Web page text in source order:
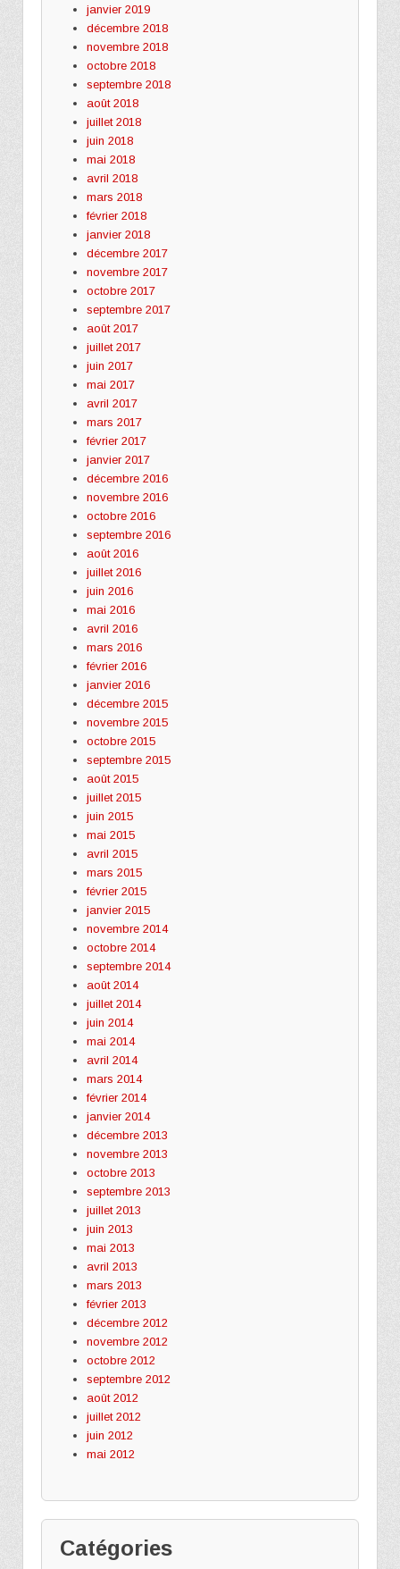
janvier 2019
décembre 2018
novembre 2018
octobre 2018
septembre 2018
août 2018
juillet 2018
juin 2018
mai 2018
avril 2018
mars 2018
février 2018
janvier 2018
décembre 2017
novembre 2017
octobre 2017
septembre 2017
août 2017
juillet 2017
juin 2017
mai 2017
avril 2017
mars 2017
février 2017
janvier 2017
décembre 2016
novembre 2016
octobre 2016
septembre 2016
août 2016
juillet 2016
juin 2016
mai 2016
avril 2016
mars 2016
février 2016
janvier 2016
décembre 2015
novembre 2015
octobre 2015
septembre 2015
août 2015
juillet 2015
juin 2015
mai 2015
avril 2015
mars 2015
février 2015
janvier 2015
novembre 2014
octobre 2014
septembre 2014
août 2014
juillet 2014
juin 2014
mai 2014
avril 2014
mars 2014
février 2014
janvier 2014
décembre 2013
novembre 2013
octobre 2013
septembre 2013
juillet 2013
juin 2013
mai 2013
avril 2013
mars 2013
février 2013
décembre 2012
novembre 2012
octobre 2012
septembre 2012
août 2012
juillet 2012
juin 2012
mai 2012
Catégories